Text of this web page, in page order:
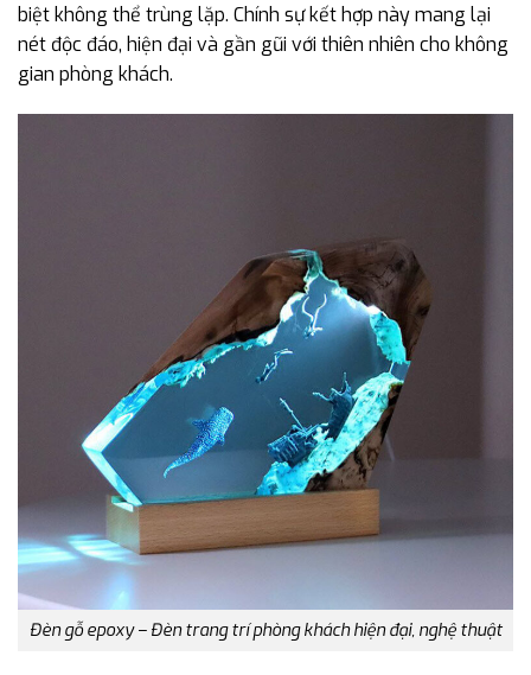
biệt không thể trùng lặp. Chính sự kết hợp này mang lại
nét độc đáo, hiện đại và gần gũi với thiên nhiên cho không
gian phòng khách.
Đèn gỗ epoxy – Đèn trang trí phòng khách hiện đại, nghệ thuật